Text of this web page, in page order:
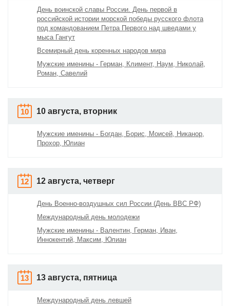
День воинской славы России. День первой в
российской истории морской победы русского флота
под командованием Петра Первого над шведами у
мыса Гангут
Всемирный день коренных народов мира
Мужские именины - Герман, Климент, Наум, Николай,
Роман, Савелий
10 10 августа, вторник
Мужские именины - Богдан, Борис, Моисей, Никанор,
Прохор, Юлиан
12 12 августа, четверг
День Военно-воздушных сил России (День ВВС РФ)
Международный день молодежи
Мужские именины - Валентин, Герман, Иван,
Иннокентий, Максим, Юлиан
13 13 августа, пятница
Международный день левшей